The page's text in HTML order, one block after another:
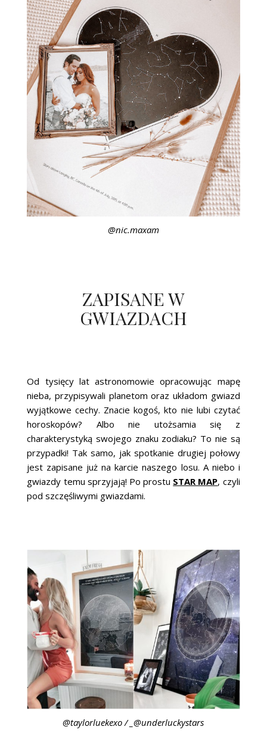
@nic.maxam
ZAPISANE W
GWIAZDACH
Od tysięcy lat astronomowie opracowując mapę
nieba, przypisywali planetom oraz układom gwiazd
wyjątkowe cechy. Znacie kogoś, kto nie lubi czytać
horoskopów? Albo nie utożsamia się z
charakterystyką swojego znaku zodiaku? To nie są
przypadki! Tak samo, jak spotkanie drugiej połowy
jest zapisane już na karcie naszego losu. A niebo i
gwiazdy temu sprzyjają! Po prostu STAR MAP, czyli
pod szczęśliwymi gwiazdami.
@taylorluekexo / _@underluckystars